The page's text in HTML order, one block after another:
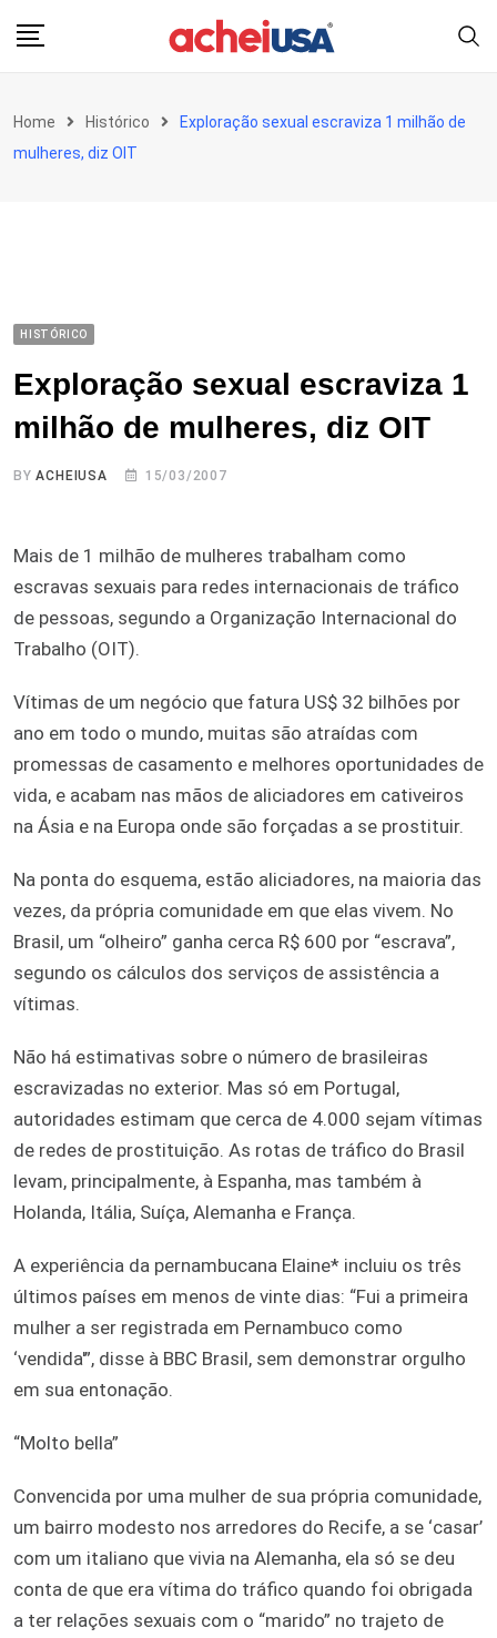
Home Histórico
Exploração sexual escraviza 1 milhão de
mulheres, diz OIT
HISTÓRICO
Exploração sexual escraviza 1
milhão de mulheres, diz OIT
BYACHEIUSA 15/03/2007
Mais de 1 milhão de mulheres trabalham como
escravas sexuais para redes internacionais de tráfico
de pessoas, segundo a Organização Internacional do
Trabalho (OIT).
Vítimas de um negócio que fatura US$ 32 bilhões por
ano em todo o mundo, muitas são atraídas com
promessas de casamento e melhores oportunidades de
vida, e acabam nas mãos de aliciadores em cativeiros
na Ásia e na Europa onde são forçadas a se prostituir.
Na ponta do esquema, estão aliciadores, na maioria das
vezes, da própria comunidade em que elas vivem. No
Brasil, um “olheiro” ganha cerca R$ 600 por “escrava”,
segundo os cálculos dos serviços de assistência a
vítimas.
Não há estimativas sobre o número de brasileiras
escravizadas no exterior. Mas só em Portugal,
autoridades estimam que cerca de 4.000 sejam vítimas
de redes de prostituição. As rotas de tráfico do Brasil
levam, principalmente, à Espanha, mas também à
Holanda, Itália, Suíça, Alemanha e França.
A experiência da pernambucana Elaine* incluiu os três
últimos países em menos de vinte dias: “Fui a primeira
mulher a ser registrada em Pernambuco como
‘vendida'”, disse à BBC Brasil, sem demonstrar orgulho
em sua entonação.
“Molto bella”
Convencida por uma mulher de sua própria comunidade,
um bairro modesto nos arredores do Recife, a se ‘casar’
com um italiano que vivia na Alemanha, ela só se deu
conta de que era vítima do tráfico quando foi obrigada
a ter relações sexuais com o “marido” no trajeto de